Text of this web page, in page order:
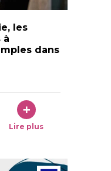
un système de « vente
les
à
dans
Lire plus